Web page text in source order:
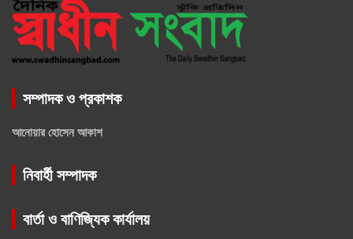
সম্পাদক ও প্রকাশক
আনোয়ার হোসেন আকাশ
নিবার্হী সম্পাদক
বার্তা ও বাণিজ্যিক কার্যালয়